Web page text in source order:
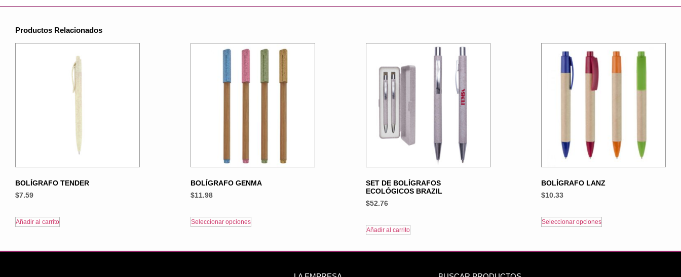
Productos Relacionados
BOLÍGRAFO TENDER
$7.59
Añadir al carrito
BOLÍGRAFO GENMA
$11.98
Seleccionar opciones
SET DE BOLÍGRAFOS
ECOLÓGICOS BRAZIL
$52.76
Añadir al carrito
BOLÍGRAFO LANZ
$10.33
Seleccionar opciones